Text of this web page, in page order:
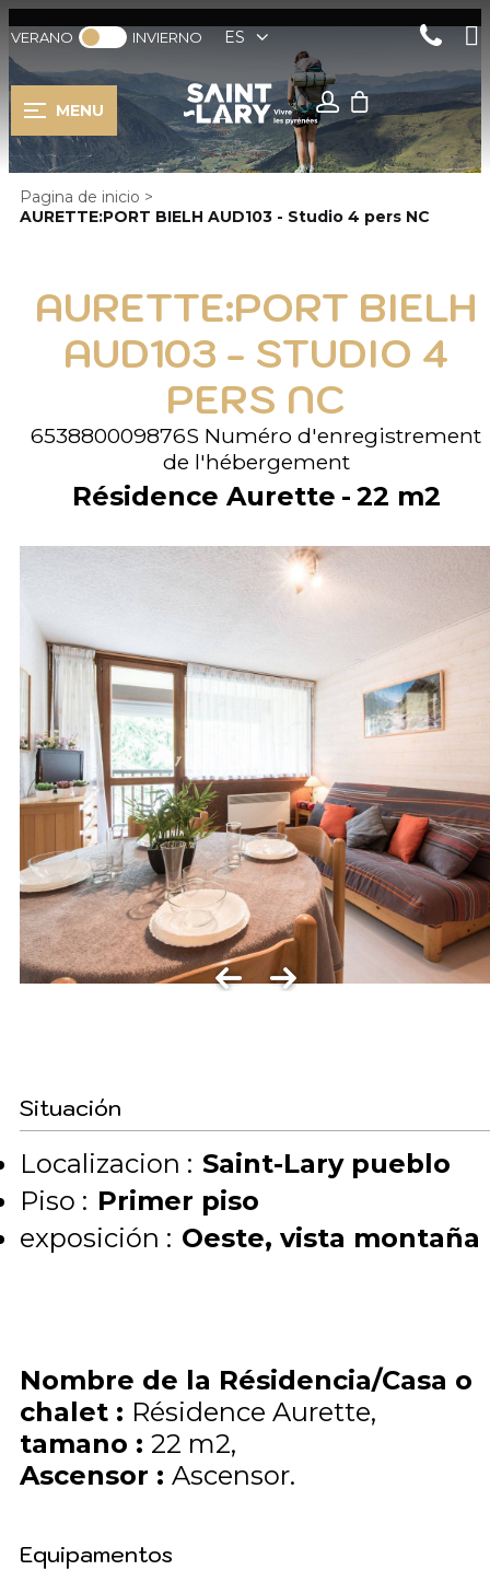
VERANO INVIERNO ES
MENU
Pagina de inicio >
AURETTE:PORT BIELH AUD103 - Studio 4 pers NC
AURETTE:PORT BIELH
AUD103 - STUDIO 4
PERS NC
653880009876S Numéro d'enregistrement
de l'hébergement
Résidence Aurette 22 m2
Situación
Localizacion : Saint-Lary pueblo
Piso : Primer piso
exposición : Oeste vista montaña
Nombre de la Résidencia/Casa o
chalet : Résidence Aurette
tamano : 22 m2
Ascensor : Ascensor
Equipamentos